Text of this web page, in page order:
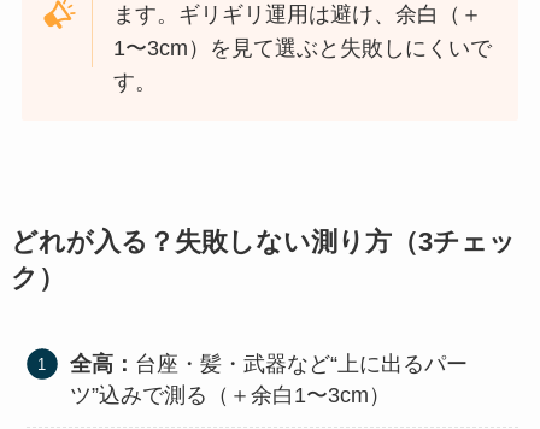
ます。ギリギリ運用は避け、余白（＋
1〜3cm）を見て選ぶと失敗しにくいで
す。
どれが入る？失敗しない測り方（3チェッ
ク）
全高： 台座・髪・武器など“上に出るパー
ツ”込みで測る（＋余白1〜3cm）